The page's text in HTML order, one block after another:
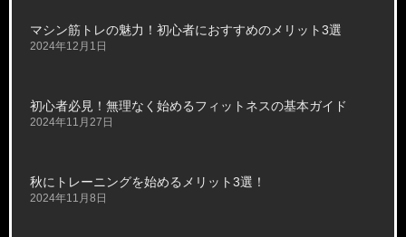
マシン筋トレの魅力！初心者におすすめのメリット3選
2024年12月1日
初心者必見！無理なく始めるフィットネスの基本ガイド
2024年11月27日
秋にトレーニングを始めるメリット3選！
2024年11月8日